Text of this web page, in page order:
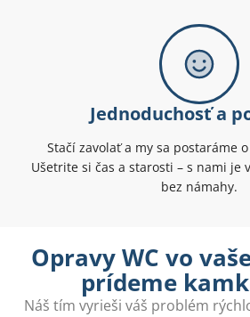
Jednoduchosť a
Stačí zavolať a my sa postaráme
Ušetrite si čas a starosti – s nami je
bez námahy.
Opravy WC vo
prídeme
Náš tím vyrieši váš problém